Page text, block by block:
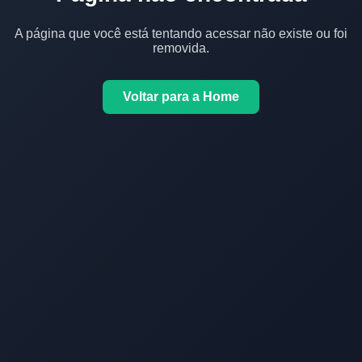
A página que você está tentando acessar não existe ou foi
removida.
Voltar para a Home